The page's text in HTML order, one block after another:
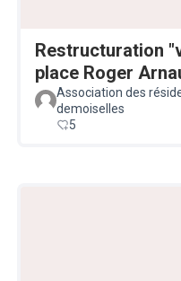
Restructuration
place Roger
Association des
demoiselles
5